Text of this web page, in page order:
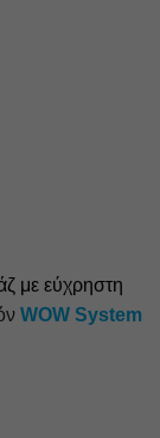
με εύχρηστη
WOW System